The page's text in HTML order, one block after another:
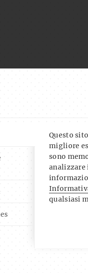
Questo
migliore
sono
qualsiasi